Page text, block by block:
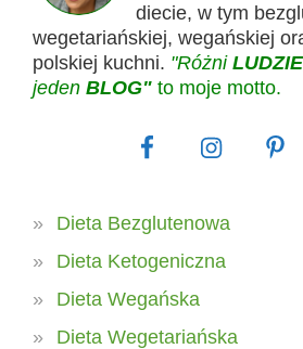
diecie, w tym
wegetariańskiej, wegańskiej
polskiej kuchni. "Różni LUDZIE
jeden BLOG" to moje motto.
Dieta Bezglutenowa
Dieta Ketogeniczna
Dieta Wegańska
Dieta Wegetariańska